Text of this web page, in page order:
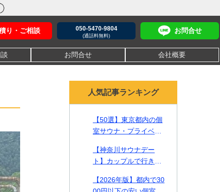
り・ご相談 050-5470-9804
(通話料無料)
お問合せ
お問合せ 会社概要
人気記事ランキング
【50選】東京都内の個
室サウナ・プライベー
なリラックスタイムを
【2026年最新】
【神奈川サウナデー
ト】カップルで行きた
2選をご紹介！
【2026年版】都内で30